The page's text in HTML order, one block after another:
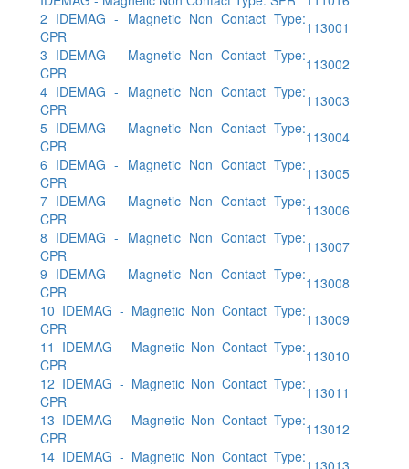
2 IDEMAG - Magnetic Non Contact Type:
CPR
113001
3 IDEMAG - Magnetic Non Contact Type:
CPR
113002
4 IDEMAG - Magnetic Non Contact Type:
CPR
113003
5 IDEMAG - Magnetic Non Contact Type:
CPR
113004
6 IDEMAG - Magnetic Non Contact Type:
CPR
113005
7 IDEMAG - Magnetic Non Contact Type:
CPR
113006
8 IDEMAG - Magnetic Non Contact Type:
CPR
113007
9 IDEMAG - Magnetic Non Contact Type:
CPR
113008
10 IDEMAG - Magnetic Non Contact Type:
CPR
113009
11 IDEMAG - Magnetic Non Contact Type:
CPR
113010
12 IDEMAG - Magnetic Non Contact Type:
CPR
113011
13 IDEMAG - Magnetic Non Contact Type:
CPR
113012
14 IDEMAG - Magnetic Non Contact Type:113013